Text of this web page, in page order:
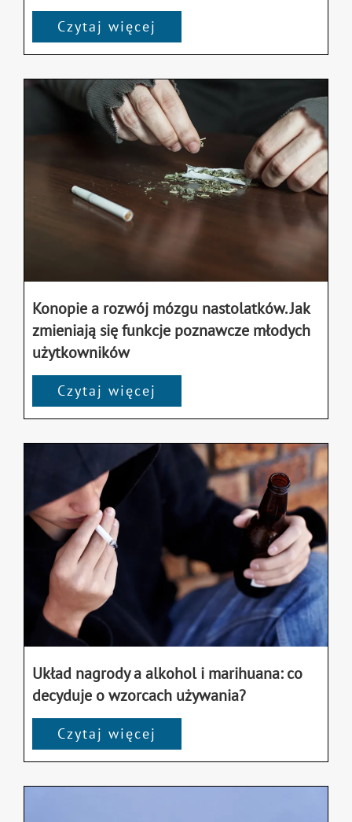
Czytaj więcej
Konopie a rozwój mózgu nastolatków. Jak
zmieniają się funkcje poznawcze młodych
użytkowników
Czytaj więcej
Układ nagrody a alkohol i marihuana: co
decyduje o wzorcach używania?
Czytaj więcej